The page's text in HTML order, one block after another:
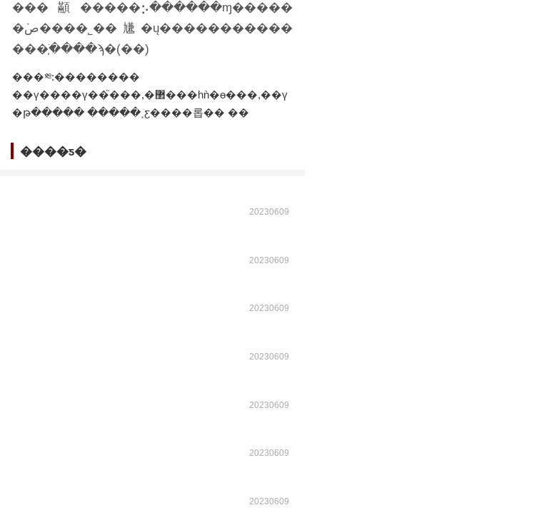
���顢�����⡢������ɱ�����
�ܿص����˾��尲�ų�����������
���֧�ֺ���ϡ�(��)
���༭:��������
��ү����ү��֮���,�޲���һǹ�ɵ���,��ү
�թ����� �����˲ƹ����롭�� ��
����ƽ�
20230609
20230609
20230609
20230609
20230609
20230609
20230609